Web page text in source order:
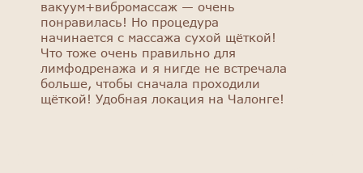
вакуум+вибромассаж — очень
понравилась! Но процедура
начинается с массажа сухой щёткой!
Что тоже очень правильно для
лимфодренажа и я нигде не встречала
больше, чтобы сначала проходили
щёткой! Удобная локация на Чалонге!